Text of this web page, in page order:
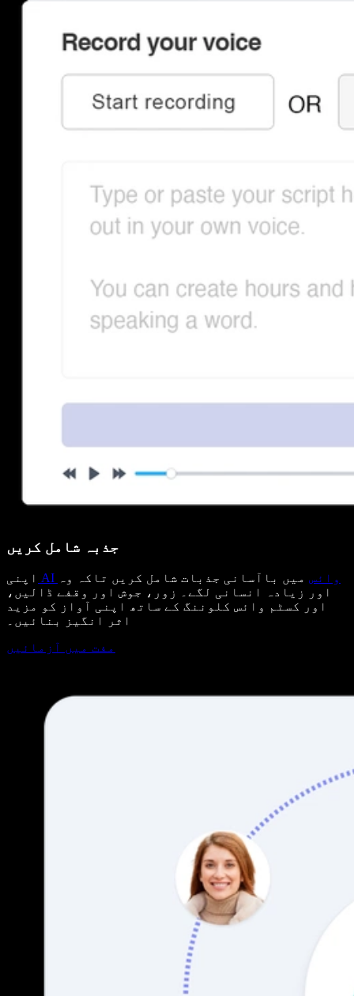
جذبہ شامل کریں
اپنی AI وائس میں باآسانی جذبات شامل کریں تاکہ وہ
اور زیادہ انسانی لگے۔ زور، جوش اور وقفے ڈالیں،
اور کسٹم وائس کلوننگ کے ساتھ اپنی آواز کو مزید
اثر انگیز بنائیں۔
مفت میں آزمائیں